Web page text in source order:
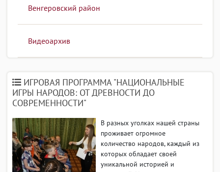
Венгеровский район
Видеоархив
ИГРОВАЯ ПРОГРАММА "НАЦИОНАЛЬНЫЕ
ИГРЫ НАРОДОВ: ОТ ДРЕВНОСТИ ДО
СОВРЕМЕННОСТИ"
В разных уголках нашей страны
проживает огромное
количество народов, каждый из
которых обладает своей
уникальной историей и